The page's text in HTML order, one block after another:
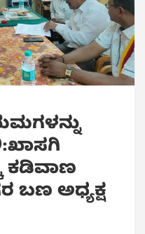
ಕಡಿವಾಣ
ಬಣ ಅಧ್ಯಕ್ಷ